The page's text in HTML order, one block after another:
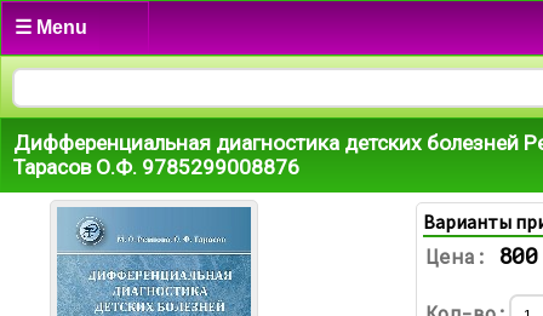
☰ Menu
Дифференциальная диагностика детских болезней
Тарасов О.Ф. 9785299008876
Варианты
Цена: